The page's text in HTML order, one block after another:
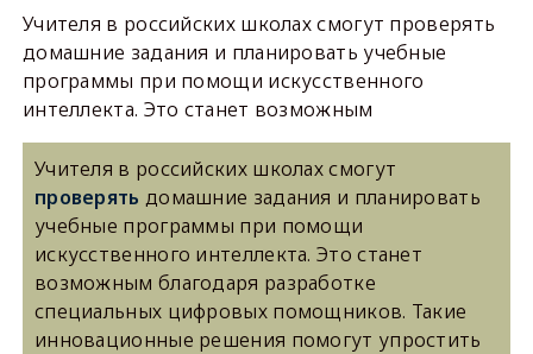
Учителя в российских школах смогут проверять
домашние задания и планировать учебные
программы при помощи искусственного
интеллекта. Это станет возможным
Учителя в российских школах смогут
проверять домашние задания и планировать
учебные программы при помощи
искусственного интеллекта. Это станет
возможным благодаря разработке
специальных цифровых помощников. Такие
инновационные решения помогут упростить